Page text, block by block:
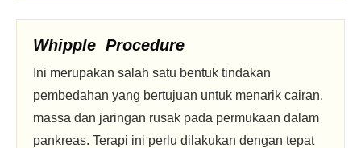
Whipple Procedure
Ini merupakan salah satu bentuk tindakan
pembedahan yang bertujuan untuk menarik cairan,
massa dan jaringan rusak pada permukaan dalam
pankreas. Terapi ini perlu dilakukan dengan tepat